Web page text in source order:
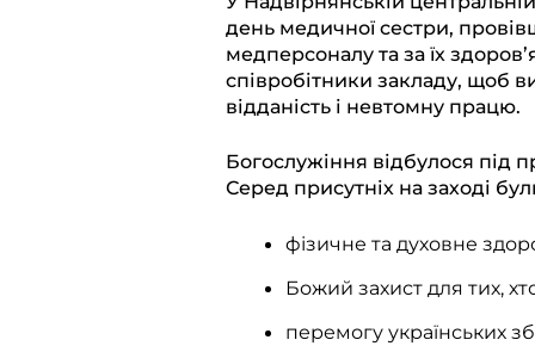
e
g
r
m
e
b
o
k
t
s
A
p
e
r
y
L
i
k
день медичної сестри,
медперсоналу та за їх
співробітники закладу, щоб
відданість і невтомну працю.
Богослужіння відбулося під
Серед присутніх на заході
фізичне та духовне
Божий захист для тих,
перемогу українських